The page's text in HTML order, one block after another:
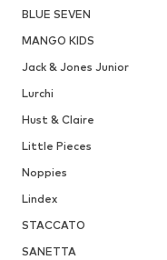
BLUE SEVEN
MANGO KIDS
Jack & Jones Junior
Lurchi
Hust & Claire
Little Pieces
Noppies
Lindex
STACCATO
SANETTA